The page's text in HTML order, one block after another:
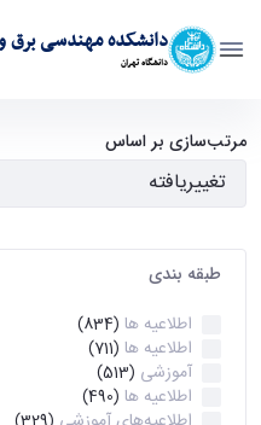
دانشکده مهندسی برق و
دانشگاه تهران
کامپیوتر
مرتب‌سازی بر اساس
طبقه بندی
اطلاعیه ها (834)
اطلاعیه ها (711)
آموزشی (513)
اطلاعیه ها (490)